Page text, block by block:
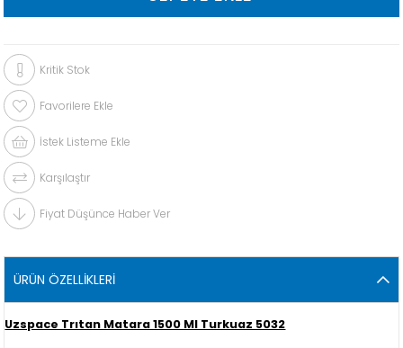
Kritik Stok
Favorilere Ekle
İstek Listeme Ekle
Karşılaştır
Fiyat Düşünce Haber Ver
ÜRÜN ÖZELLIKLERI
Uzspace Trıtan Matara 1500 Ml Turkuaz 5032